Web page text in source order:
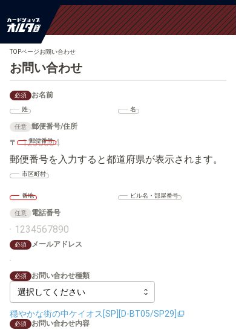
TOPページお問い合わせ
お問い合わせ
必須 お名前
姓 名
任意
郵便番号/住所
〒
郵便番号
郵便番号を入力すると都道府県が表示されます。
市区町村
番地 ビル名・部屋番号
任意 電話番号
必須 メールアドレス
必須 お問い合わせ種類
穏やかな街の中ケイオス[SP][D-BT05/SP29]
必須 お問い合わせ内容